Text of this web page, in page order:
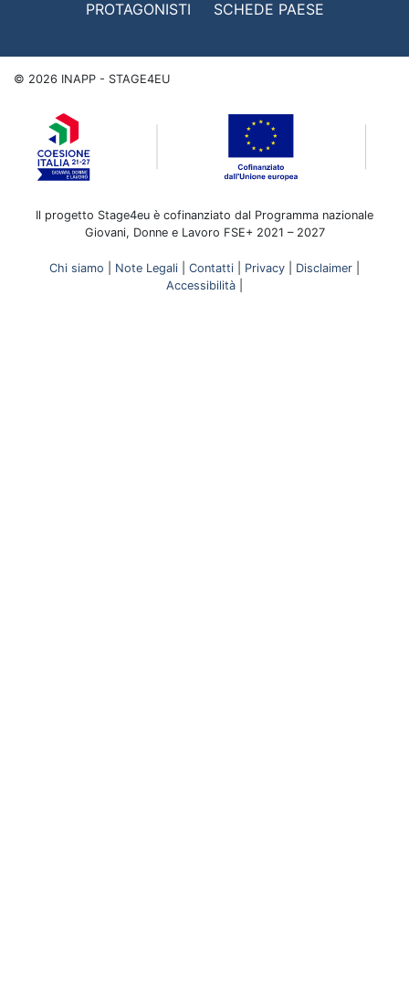
PROTAGONISTI
SCHEDE PAESE
© 2026 INAPP - STAGE4EU
Il progetto Stage4eu è cofinanziato dal Programma nazionale
Giovani, Donne e Lavoro FSE+ 2021 – 2027
Chi siamo Note Legali Contatti Privacy Disclaimer
Accessibilità